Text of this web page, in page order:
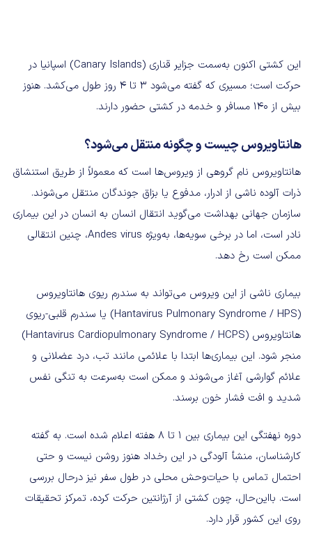
این کشتی اکنون به‌سمت جزایر قناری (Canary Islands) اسپانیا در
حرکت است؛ مسیری که گفته می‌شود ۳ تا ۴ روز طول می‌کشد. هنوز
بیش از ۱۴۰ مسافر و خدمه در کشتی حضور دارند.
هانتاویروس چیست و چگونه منتقل می‌شود؟
هانتاویروس نام گروهی از ویروس‌ها است که معمولاً از طریق استنشاق
ذرات آلوده ناشی از ادرار، مدفوع یا بزاق جوندگان منتقل می‌شوند.
سازمان جهانی بهداشت می‌گوید انتقال انسان به انسان در این بیماری
نادر است، اما در برخی سویه‌ها، به‌ویژه Andes virus، چنین انتقالی
ممکن است رخ دهد.
بیماری ناشی از این ویروس می‌تواند به سندرم ریوی هانتاویروس
(Hantavirus Pulmonary Syndrome / HPS) یا سندرم قلبی-ریوی
هانتاویروس (Hantavirus Cardiopulmonary Syndrome / HCPS)
منجر شود. این بیماری‌ها ابتدا با علائمی مانند تب، درد عضلانی و
علائم گوارشی آغاز می‌شوند و ممکن است به‌سرعت به تنگی نفس
شدید و افت فشار خون برسند.
دوره نهفتگی این بیماری بین ۱ تا ۸ هفته اعلام شده است. به گفته
کارشناسان، منشأ آلودگی در این رخداد هنوز روشن نیست و حتی
احتمال تماس با حیات‌وحش محلی در طول سفر نیز درحال بررسی
است. بااین‌حال، چون کشتی از آرژانتین حرکت کرده، تمرکز تحقیقات
روی این کشور قرار دارد.